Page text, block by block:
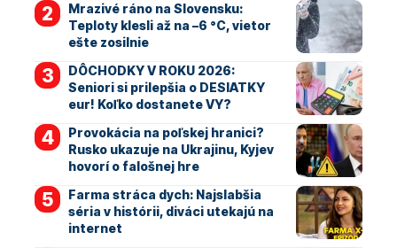
Mrazivé ráno na Slovensku:
Teploty klesli až na –6 °C, vietor
ešte zosilnie
DÔCHODKY V ROKU 2026:
Seniori si prilepšia o DESIATKY
eur! Koľko dostanete VY?
Provokácia na poľskej hranici?
Rusko ukazuje na Ukrajinu, Kyjev
hovorí o falošnej hre
Farma stráca dych: Najslabšia
séria v histórii, diváci utekajú na
internet